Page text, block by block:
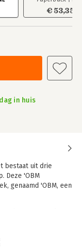
€ 53,35
in huis
bestaat uit drie
Deze 'OBM
genaamd 'OBM, een